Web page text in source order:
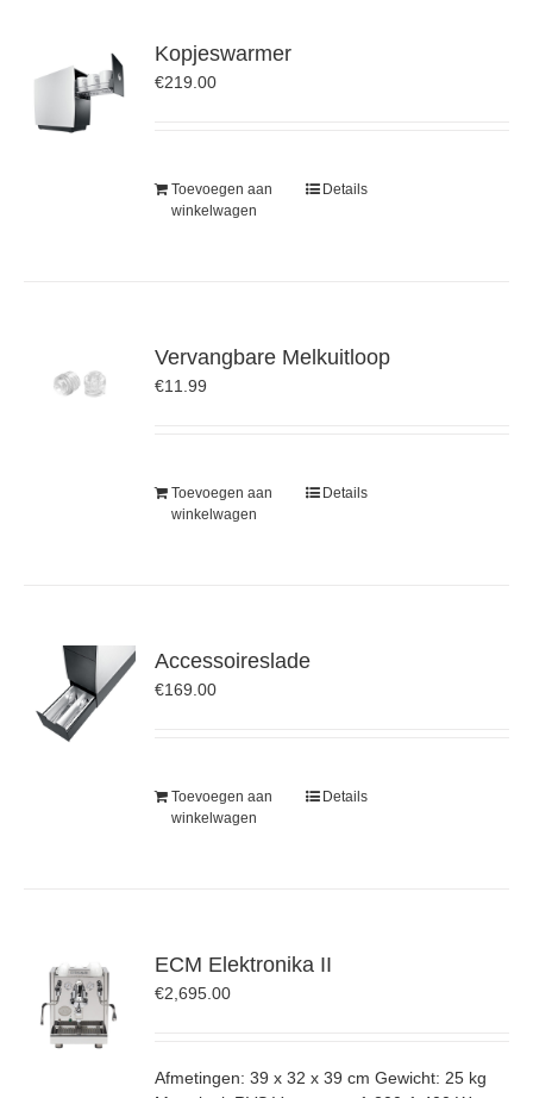
Kopjeswarmer
€219.00
Toevoegen aan
winkelwagen
Details
Vervangbare Melkuitloop
€11.99
Toevoegen aan
winkelwagen
Details
Accessoireslade
€169.00
Toevoegen aan
winkelwagen
Details
ECM Elektronika II
€2,695.00
Afmetingen: 39 x 32 x 39 cm Gewicht: 25 kg